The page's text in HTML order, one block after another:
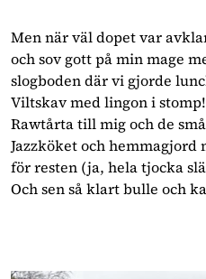
Men när väl dopet var
och sov gott på min mage
slogboden där vi gjorde
Viltskav med lingon i
Rawtårta till mig och de
Jazzköket och
för resten (ja, hela tjocka
Och sen så klart bulle och